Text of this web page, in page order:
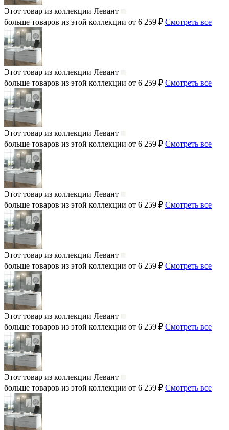
Этот товар из коллекции Левант
больше товаров из этой коллекции от 6 259 ₽ Смотреть все
Этот товар из коллекции Левант
больше товаров из этой коллекции от 6 259 ₽ Смотреть все
Этот товар из коллекции Левант
больше товаров из этой коллекции от 6 259 ₽ Смотреть все
Этот товар из коллекции Левант
больше товаров из этой коллекции от 6 259 ₽ Смотреть все
Этот товар из коллекции Левант
больше товаров из этой коллекции от 6 259 ₽ Смотреть все
Этот товар из коллекции Левант
больше товаров из этой коллекции от 6 259 ₽ Смотреть все
Этот товар из коллекции Левант
больше товаров из этой коллекции от 6 259 ₽ Смотреть все